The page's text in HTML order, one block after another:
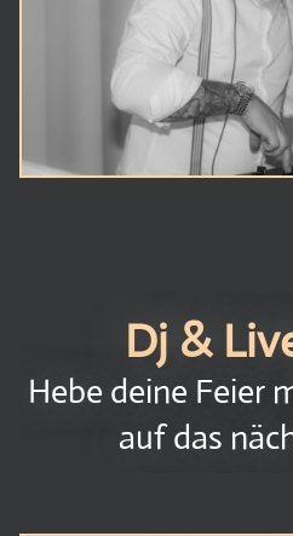
Brautpaar braucht
ein und setzt es mit
ist man auf jeden
Dj &
Hebe deine Feier
auf das